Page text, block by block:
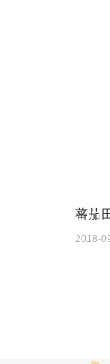
蕃茄
2018-